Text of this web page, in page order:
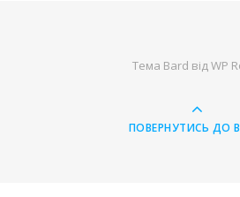
Тема Bard відWP
ПОВЕРНУТИСЬ ДО